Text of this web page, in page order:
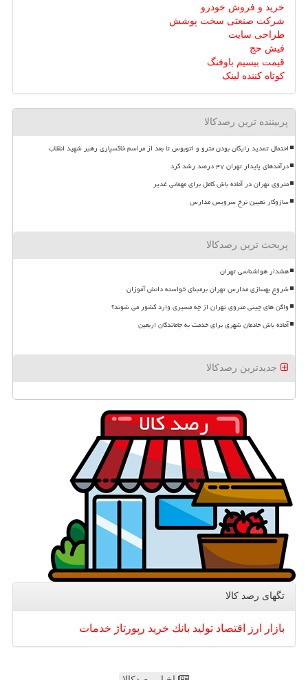
خرید و فروش خودرو
شرکت صنعتی سخت پوشش
طراحی سایت
فیش حج
قیمت بیسیم باوفنگ
کوتاه کننده لینک
پربیننده ترین رصدکالا
احتمال تمدید رایگان بودن مترو و اتوبوس تا بعد از مراسم خاکسپاری رهبر شهید انقلاب
درآمدهای پایدار تهران ۴۷ درصد رشد کرد
متروی تهران در آماده باش کامل برای مهمانی غدیر
سازوکار تعیین نرخ سرویس مدارس
پربحث ترین رصدکالا
هشدار هواشناسی تهران
شروع بهسازی مدارس تهران برمبنای خواسته دانش آموزان
واگن های چینی متروی تهران از چه مسیری وارد کشور می شوند؟
آماده باش خادمان شهری برای خدمت به جاماندگان اربعین
جدیدترین رصدکالا
تگهای رصد كالا
بازار ارز اقتصاد تولید بانك خرید رپورتاژ خدمات